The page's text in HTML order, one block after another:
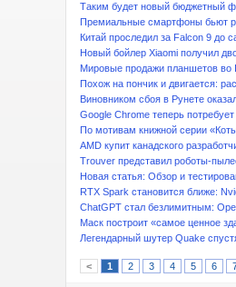
Таким будет новый бюджетный
Премиальные смартфоны бьют
Китай проследил за Falcon 9 до
Новый бойлер Xiaomi получил
Мировые продажи планшетов во II
Похож на пончик и двигается:
Виновником сбоя в Рунете
Google Chrome теперь потребует
По мотивам книжной серии
AMD купит канадского
Trouver представил роботы-
Новая статья: Обзор и
RTX Spark становится ближе:
ChatGPT стал безлимитным:
Маск построит «самое ценное
Легендарный шутер Quake
< 1 2 3 4 5 6